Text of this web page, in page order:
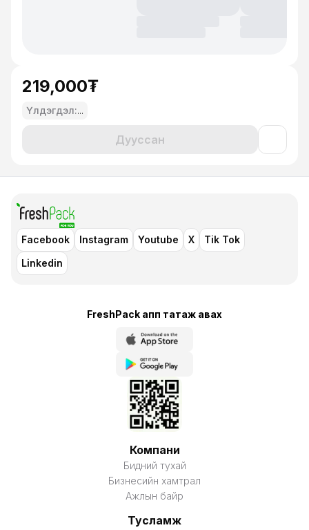
219,000₮
Үлдэгдэл:...
Дууссан
Facebook Instagram Youtube X
Tik Tok
Linkedin
FreshPack апп татаж авaх
Компани
Бидний тухай
Бизнесийн хамтрал
Ажлын байр
Тусламж